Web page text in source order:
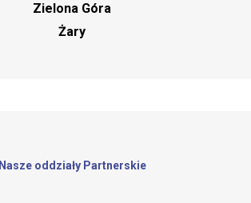
Zielona Góra
Żary
Nasze oddziały Partnerskie